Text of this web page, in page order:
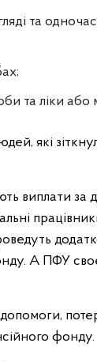
та
та ліки
які
виплати за
А ПФУ
фонду.